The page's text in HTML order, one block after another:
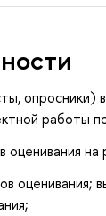
опросники)
работы
на
оценивания;